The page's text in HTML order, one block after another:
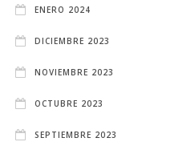
ENERO 2024
DICIEMBRE 2023
NOVIEMBRE 2023
OCTUBRE 2023
SEPTIEMBRE 2023